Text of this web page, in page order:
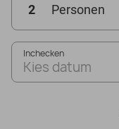
2 Personen
Inchecken
Kies datum